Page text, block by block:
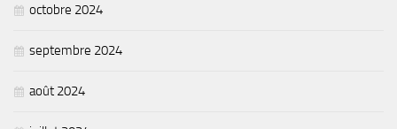
Déchets
Déchetterie intercommunale et points propres
octobre 2024
septembre 2024
août 2024